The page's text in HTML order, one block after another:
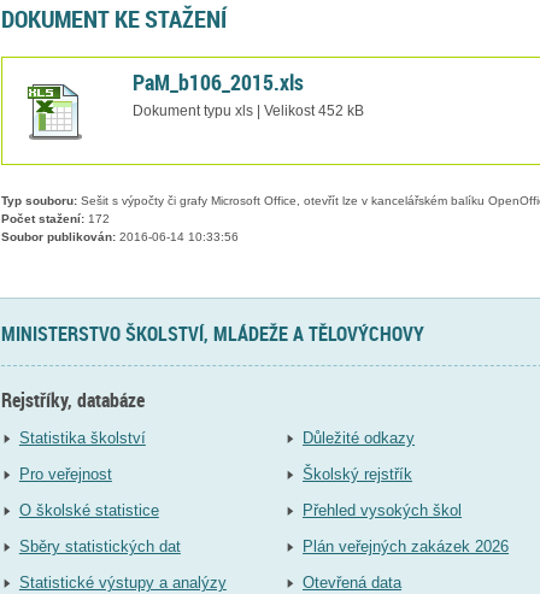
DOKUMENT KE STAŽENÍ
PaM_b106_2015.xls
Dokument typu xls | Velikost 452 kB
Typ souboru:Sešit s výpočty či grafy Microsoft Office, otevřít lze v kancelářském balíku
Počet stažení:172
Soubor publikován:2016-06-14 10:33:56
MINISTERSTVO ŠKOLSTVÍ, MLÁDEŽE A TĚLOVÝCHOVY
Rejstříky, databáze
Statistika školství
Pro veřejnost
O školské statistice
Sběry statistických dat
Statistické výstupy a analýzy
Důležité odkazy
Školský rejstřík
Přehled vysokých škol
Plán veřejných zakázek 2026
Otevřená data